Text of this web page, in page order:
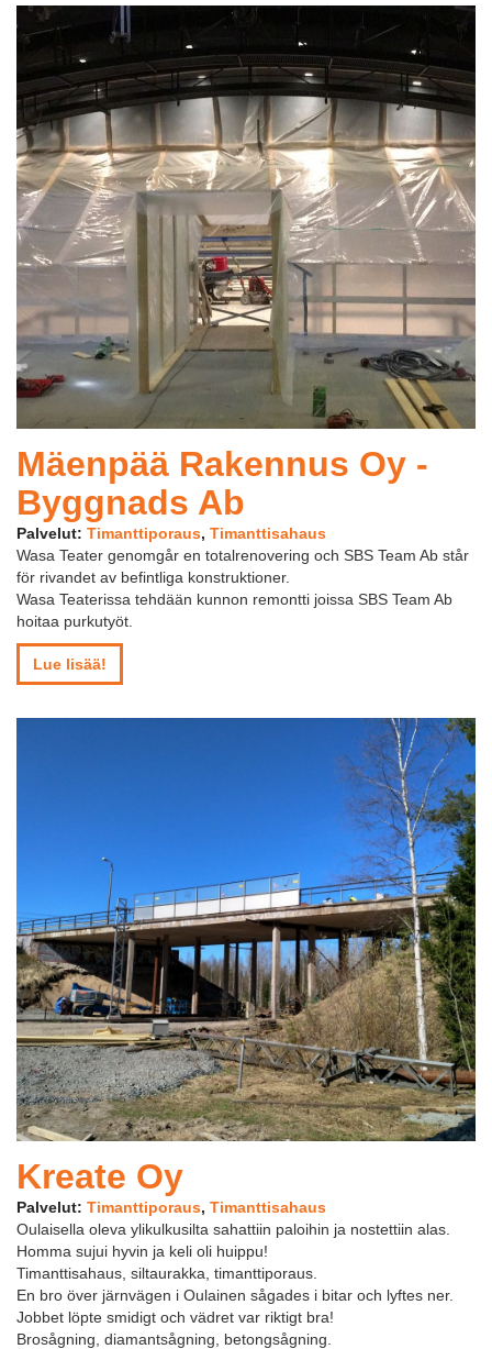
Mäenpää Rakennus Oy -
Byggnads Ab
Palvelut: Timanttiporaus, Timanttisahaus
Wasa Teater genomgår en totalrenovering och SBS Team Ab står
för rivandet av befintliga konstruktioner.
Wasa Teaterissa tehdään kunnon remontti joissa SBS Team Ab
hoitaa purkutyöt.
Lue lisää!
Kreate Oy
Palvelut: Timanttiporaus, Timanttisahaus
Oulaisella oleva ylikulkusilta sahattiin paloihin ja nostettiin alas.
Homma sujui hyvin ja keli oli huippu!
Timanttisahaus, siltaurakka, timanttiporaus.
En bro över järnvägen i Oulainen sågades i bitar och lyftes ner.
Jobbet löpte smidigt och vädret var riktigt bra!
Brosågning, diamantsågning, betongsågning.